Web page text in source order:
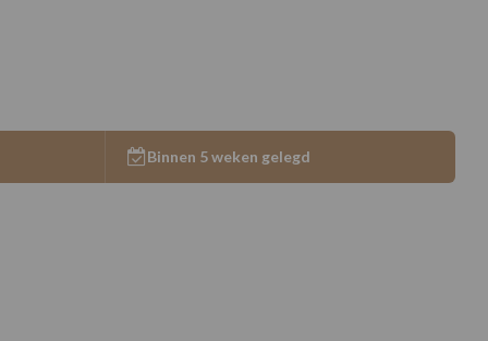
Binnen 5 weken gelegd